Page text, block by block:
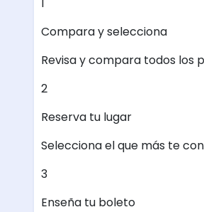
Compara y selecciona
Revisa y compara todos los
2
Reserva tu lugar
Selecciona el que más te
3
Enseña tu boleto